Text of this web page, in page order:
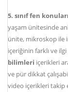
5. sınıf fen konuları
yaşam ünitesinde
ünite, mikroskop ile
içeriğinin farklı ve
bilimleri içerikleri
ve pür dikkat
video içerikleri takip